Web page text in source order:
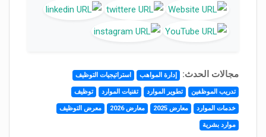
مجالات الحدث: إدارة المواهب استراتيجيات التوظيف
تدريب الموظفين تطوير الموارد تقنيات الموارد توظيف
خدمات الموارد معارض 2025 معارض 2026 معرض التوظيف
موارد بشرية